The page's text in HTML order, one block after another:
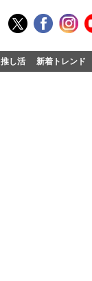
推し活 新着トレンド